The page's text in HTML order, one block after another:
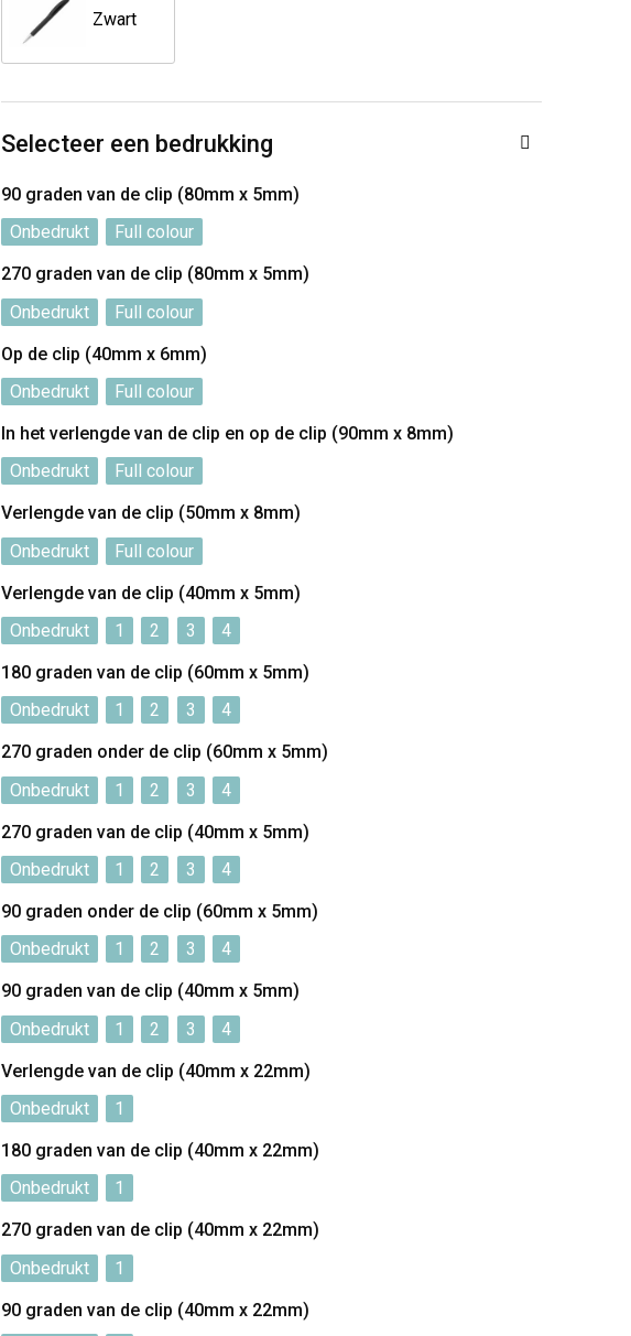
Zwart
Selecteer een bedrukking
90 graden van de clip (80mm x 5mm)
Onbedrukt
Full colour
270 graden van de clip (80mm x 5mm)
Onbedrukt
Full colour
Op de clip (40mm x 6mm)
Onbedrukt
Full colour
In het verlengde van de clip en op de clip (90mm x 8mm)
Onbedrukt
Full colour
Verlengde van de clip (50mm x 8mm)
Onbedrukt
Full colour
Verlengde van de clip (40mm x 5mm)
Onbedrukt
1 2 3
4
180 graden van de clip (60mm x 5mm)
Onbedrukt
1 2 3
4
270 graden onder de clip (60mm x 5mm)
Onbedrukt
1 2 3
4
270 graden van de clip (40mm x 5mm)
Onbedrukt
1 2 3
4
90 graden onder de clip (60mm x 5mm)
Onbedrukt
1 2 3
4
90 graden van de clip (40mm x 5mm)
Onbedrukt
1 2 3
4
Verlengde van de clip (40mm x 22mm)
Onbedrukt
1
180 graden van de clip (40mm x 22mm)
Onbedrukt
1
270 graden van de clip (40mm x 22mm)
Onbedrukt
1
90 graden van de clip (40mm x 22mm)